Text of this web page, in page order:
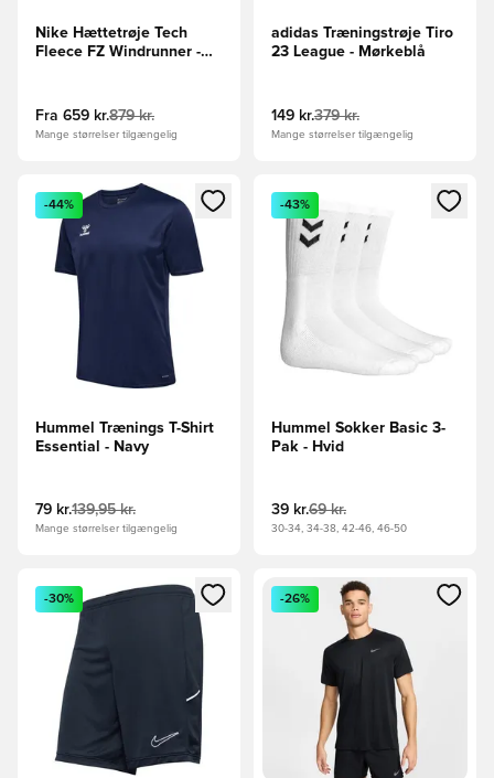
Nike Hættetrøje Tech
Fleece FZ Windrunner -
Fra 659 kr.879 kr.
Mange størrelser tilgængelig
adidas Træningstrøje Tiro
23 League - Mørkeblå
149 kr.379 kr.
Mange størrelser tilgængelig
Åbner en Modal til at logge ind eller tilmelde dig som
-44%
Hummel Trænings T-Shirt
Essential - Navy
79 kr.139,95 kr.
Mange størrelser tilgængelig
Åbner en Modal til at logge
-43%
Hummel Sokker Basic 3-
Pak - Hvid
39 kr.69 kr.
30-34, 34-38, 42-46, 46-50
Åbner en Modal til at logge ind eller tilmelde dig som
-30%
Åbner en Modal til at logge
-26%